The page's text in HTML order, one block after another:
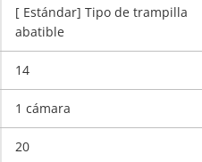
[ Estándar] Tipo de trampilla
abatible
14
1 cámara
20